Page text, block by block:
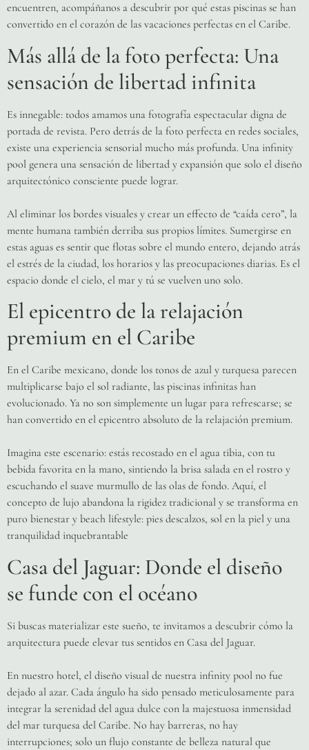
encuentren, acompáñanos a descubrir por qué estas piscinas se han
convertido en el corazón de las vacaciones perfectas en el Caribe.
Más allá de la foto perfecta: Una
sensación de libertad infinita
Es innegable: todos amamos una fotografía espectacular digna de
portada de revista. Pero detrás de la foto perfecta en redes sociales,
existe una experiencia sensorial mucho más profunda. Una infinity
pool genera una sensación de libertad y expansión que solo el diseño
arquitectónico consciente puede lograr.
Al eliminar los bordes visuales y crear un effecto de “caída cero”, la
mente humana también derriba sus propios límites. Sumergirse en
estas aguas es sentir que flotas sobre el mundo entero, dejando atrás
el estrés de la ciudad, los horarios y las preocupaciones diarias. Es el
espacio donde el cielo, el mar y tú se vuelven uno solo.
El epicentro de la relajación
premium en el Caribe
En el Caribe mexicano, donde los tonos de azul y turquesa parecen
multiplicarse bajo el sol radiante, las piscinas infinitas han
evolucionado. Ya no son simplemente un lugar para refrescarse; se
han convertido en el epicentro absoluto de la relajación premium.
Imagina este escenario: estás recostado en el agua tibia, con tu
bebida favorita en la mano, sintiendo la brisa salada en el rostro y
escuchando el suave murmullo de las olas de fondo. Aquí, el
concepto de lujo abandona la rigidez tradicional y se transforma en
puro bienestar y beach lifestyle: pies descalzos, sol en la piel y una
tranquilidad inquebrantable
Casa del Jaguar: Donde el diseño
se funde con el océano
Si buscas materializar este sueño, te invitamos a descubrir cómo la
arquitectura puede elevar tus sentidos en Casa del Jaguar.
En nuestro hotel, el diseño visual de nuestra infinity pool no fue
dejado al azar. Cada ángulo ha sido pensado meticulosamente para
integrar la serenidad del agua dulce con la majestuosa inmensidad
del mar turquesa del Caribe. No hay barreras, no hay
interrupciones; solo un flujo constante de belleza natural que